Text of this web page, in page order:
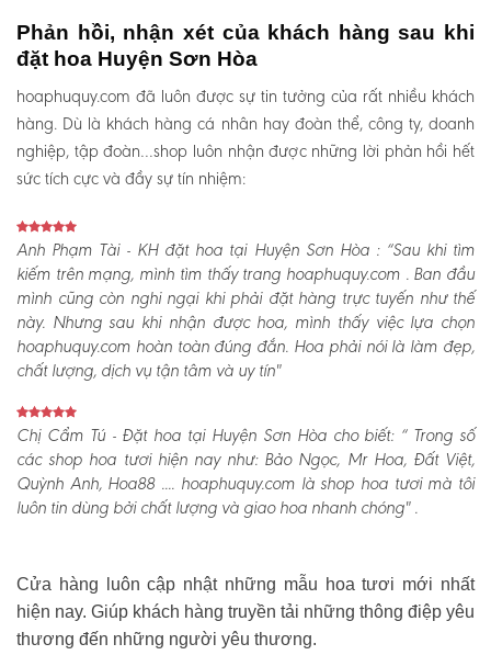
Phản hồi, nhận xét của khách hàng sau khi
đặt hoa Huyện Sơn Hòa
hoaphuquy.com đã luôn được sự tin tưởng của rất nhiều khách
hàng. Dù là khách hàng cá nhân hay đoàn thể, công ty, doanh
nghiệp, tập đoàn…shop luôn nhận được những lời phản hồi hết
sức tích cực và đầy sự tín nhiệm:
Anh Phạm Tài - KH đặt hoa tại Huyện Sơn Hòa :“Sau khi tìm
kiếm trên mạng, mình tìm thấy trang hoaphuquy.com . Ban đầu
mình cũng còn nghi ngại khi phải đặt hàng trực tuyến như thế
này. Nhưng sau khi nhận được hoa, mình thấy việc lựa chọn
hoaphuquy.com hoàn toàn đúng đắn. Hoa phải nói là làm đẹp,
chất lượng, dịch vụ tận tâm và uy tín"
Chị Cẩm Tú - Đặt hoa tại Huyện Sơn Hòa cho biết:“ Trong số
các shop hoa tươi hiện nay như: Bảo Ngọc, Mr Hoa, Đất Việt,
Quỳnh Anh, Hoa88 .... hoaphuquy.com là shop hoa tươi mà tôi
luôn tin dùng bởi chất lượng và giao hoa nhanh chóng" .
Cửa hàng luôn cập nhật những mẫu hoa tươi mới nhất
hiện nay. Giúp khách hàng truyền tải những thông điệp yêu
thương đến những người yêu thương.